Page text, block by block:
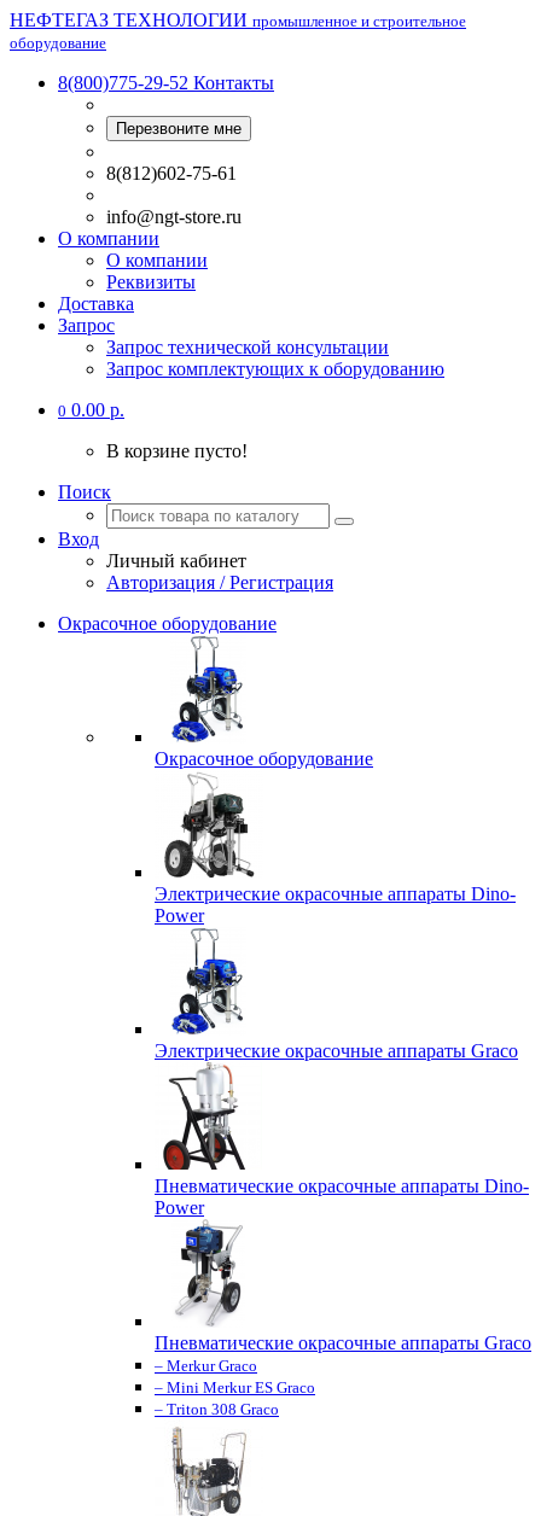
НЕФТЕГАЗ ТЕХНОЛОГИИ промышленное и строительное
оборудование
8(800)775-29-52 Контакты
Перезвоните мне
8(812)602-75-61
info@ngt-store.ru
О компании
О компании
Реквизиты
Доставка
Запрос
Запрос технической консультации
Запрос комплектующих к оборудованию
0 0.00 р.
В корзине пусто!
Поиск
Вход
Личный кабинет
Авторизация / Регистрация
Окрасочное оборудование
Окрасочное оборудование
Электрические окрасочные аппараты Dino-
Power
Электрические окрасочные аппараты Graco
Пневматические окрасочные аппараты Dino-
Power
Пневматические окрасочные аппараты Graco
– Merkur Graco
– Mini Merkur ES Graco
– Triton 308 Graco